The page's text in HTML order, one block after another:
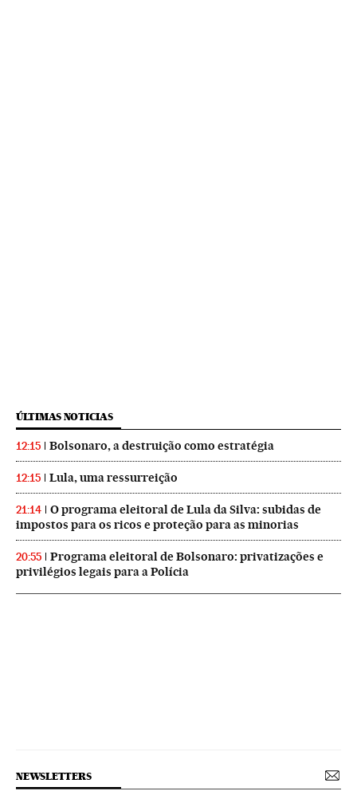
ÚLTIMAS NOTICIAS
12:15 Bolsonaro, a destruição como estratégia
12:15 Lula, uma ressurreição
21:14
O programa eleitoral de Lula da Silva: subidas de
impostos para os ricos e proteção para as minorias
20:55
Programa eleitoral de Bolsonaro: privatizações e
privilégios legais para a Polícia
NEWSLETTERS